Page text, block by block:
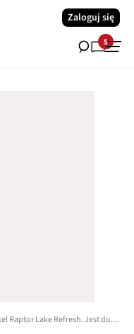
Zaloguj się
5
Zdradzono ceny Intel Raptor Lake Refresh. Jest dobrze